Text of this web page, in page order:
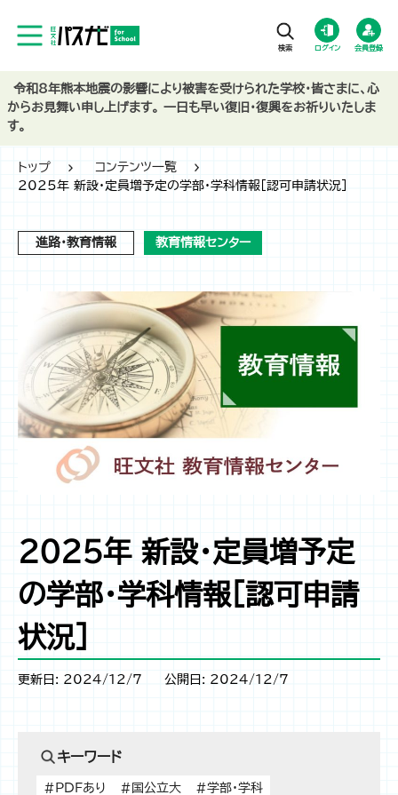
ログイン 会員登録
トップ
コンテンツ一覧
2025年 新設・定員増予定の学部・学科情報［認可申請状況］
進路・教育情報 教育情報センター
2025年 新設・定員増予定
の学部・学科情報［認可申請
状況］
更新日: 2024/12/7 公開日: 2024/12/7
キーワード
#PDFあり #国公立大
#学部・学科
令和8年熊本地震の影響により被害を受けられた学校・皆さまに、心
からお見舞い申し上げます。 一日も早い復旧・復興をお祈りいたしま
す。